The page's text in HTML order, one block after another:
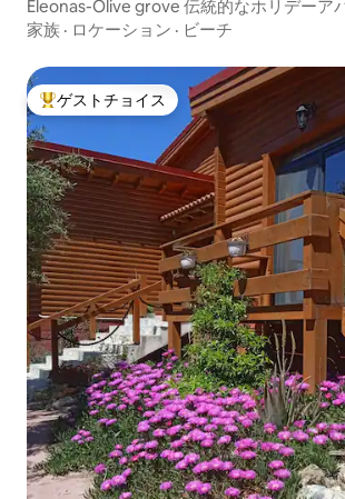
Eleonas-Olive grove 伝統的なホリデーア
家族 · ロケーション · ビーチ
大好評のゲストチョイスです。
ゲストチョイス